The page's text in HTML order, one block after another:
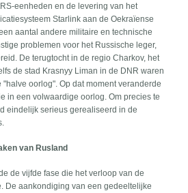
eenheden en de levering van het
Starlink aan de Oekraïense
aantal andere militaire en technische
problemen voor het Russische leger,
De terugtocht in de regio Charkov, het
de stad Krasnyy Liman in de DNR waren
oorlog". Op dat moment veranderde
in een volwaardige oorlog. Om precies te
eindelijk serieus gerealiseerd in de
van Rusland
de vijfde fase die het verloop van de
De aankondiging van een gedeeltelijke